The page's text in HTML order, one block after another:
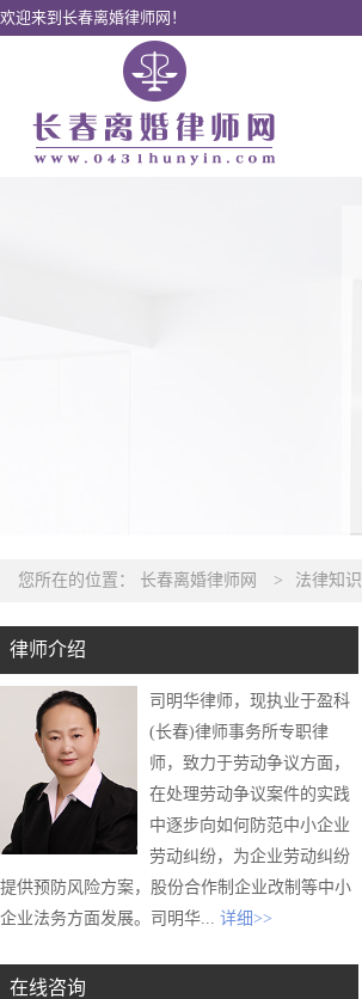
欢迎来到长春离婚律师网！
您所在的位置： 长春离婚律师网 > 法律知识
律师介绍
司明华律师，现执业于盈科
(长春)律师事务所专职律
师，致力于劳动争议方面，
在处理劳动争议案件的实践
中逐步向如何防范中小企业
劳动纠纷，为企业劳动纠纷
提供预防风险方案，股份合作制企业改制等中小
企业法务方面发展。司明华... 详细>>
在线咨询